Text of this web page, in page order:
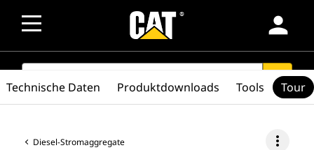
person
SEARCH search
Diesel-Stromaggregate more_vert
Technische Daten Produktdownloads Tools Tour